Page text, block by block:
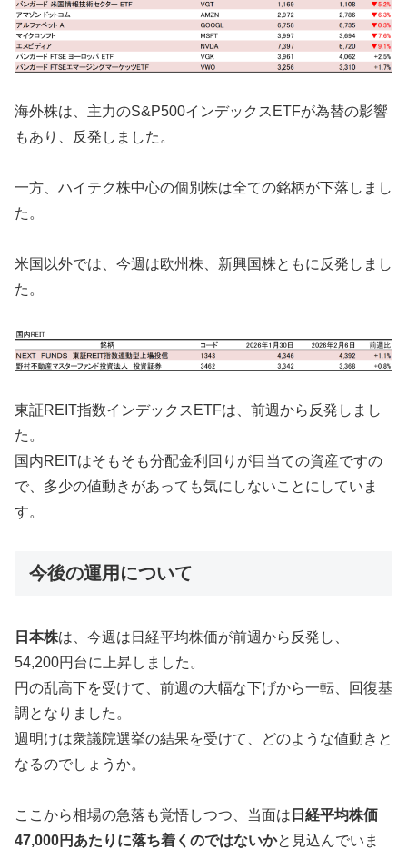
海外株は、主力のS&P500インデックスETFが為替の影響
もあり、反発しました。
一方、ハイテク株中心の個別株は全ての銘柄が下落しまし
た。
米国以外では、今週は欧州株、新興国株ともに反発しまし
た。
東証REIT指数インデックスETFは、前週から反発しまし
た。
国内REITはそもそも分配金利回りが目当ての資産ですの
で、多少の値動きがあっても気にしないことにしていま
す。
今後の運用について
日本株は、今週は日経平均株価が前週から反発し、
54,200円台に上昇しました。
円の乱高下を受けて、前週の大幅な下げから一転、回復基
調となりました。
週明けは衆議院選挙の結果を受けて、どのような値動きと
なるのでしょうか。
ここから相場の急落も覚悟しつつ、当面は 日経平均株価
47,000円あたりに落ち着くのではないかと見込んでいま